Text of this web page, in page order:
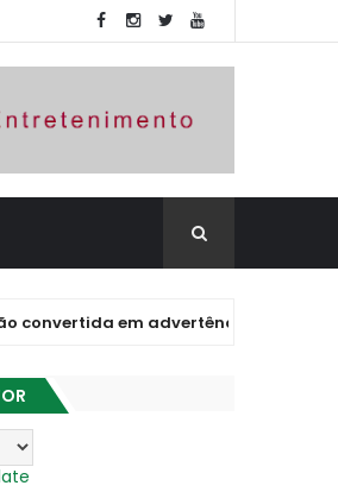
em advertência e está liberado